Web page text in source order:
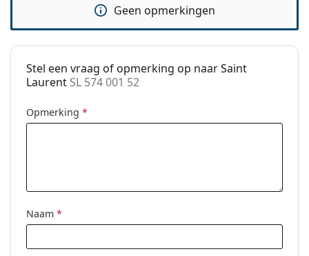
Clip-on:
No
Koker:
Ja
Overig
Merk:
Saint Laurent
Code:
Geen opmerkingen
Stel een vraag of opmerking op naar Saint
Laurent SL 574 001 52
Opmerking *
Naam *